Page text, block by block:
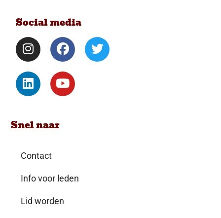
Social media
Snel naar
Contact
Info voor leden
Lid worden